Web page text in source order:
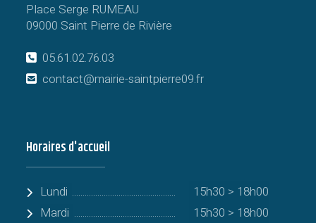
Place Serge RUMEAU
09000 Saint Pierre de Rivière
05.61.02.76.03
contact@mairie-saintpierre09.fr
Horaires d'accueil
Lundi
15h30 > 18h00
Mardi
15h30 > 18h00